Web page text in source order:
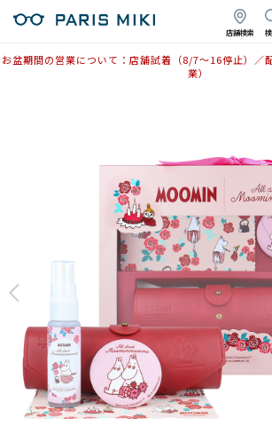
店舗検索
お盆期間の営業について：店舗試着（8/7〜16停止）／
業）